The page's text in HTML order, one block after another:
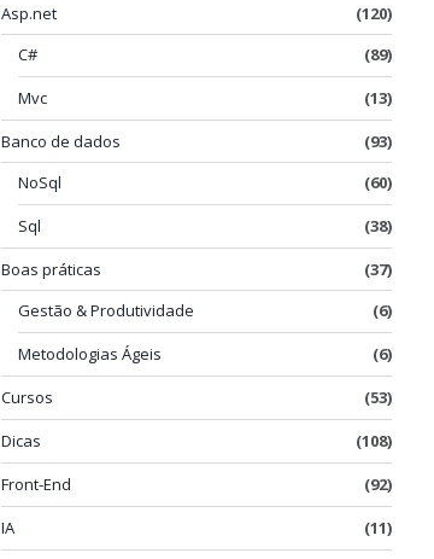
Asp.net
(120)
C#
(89)
Mvc
(13)
Banco de dados
(93)
NoSql
(60)
Sql
(38)
Boas práticas
(37)
Gestão & Produtividade
(6)
Metodologias Ágeis
(6)
Cursos
(53)
Dicas
(108)
Front-End
(92)
IA
(11)